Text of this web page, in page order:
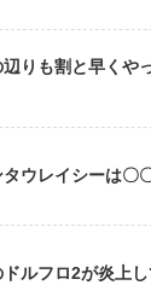
辺りも割と早くや
タウレイシーは
ドルフロ2が炎上